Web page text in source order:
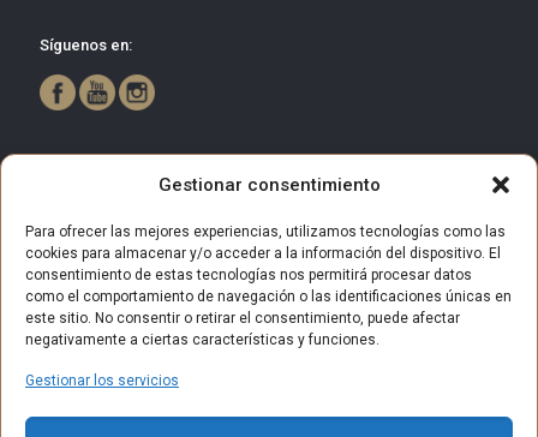
Gestionar consentimiento
Para ofrecer las mejores experiencias, utilizamos tecnologías como las
cookies para almacenar y/o acceder a la información del dispositivo. El
consentimiento de estas tecnologías nos permitirá procesar datos
como el comportamiento de navegación o las identificaciones únicas en
este sitio. No consentir o retirar el consentimiento, puede afectar
negativamente a ciertas características y funciones.
Gestionar los servicios
Síguenos en: